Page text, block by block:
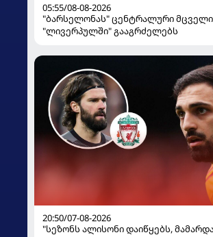
05:55/08-08-2026
"ბარსელონას" ცენტრალური მცველი
"ლივერპულში" გააგრძელებს
20:50/07-08-2026
"სეზონს ალისონი დაიწყებს,